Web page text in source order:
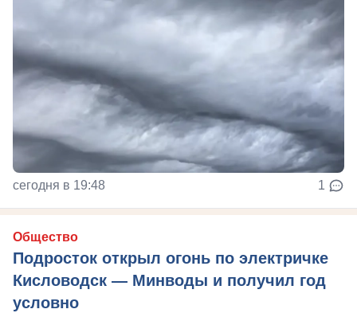
сегодня в 19:48 1
Общество
Подросток открыл огонь по электричке
Кисловодск — Минводы и получил год
условно